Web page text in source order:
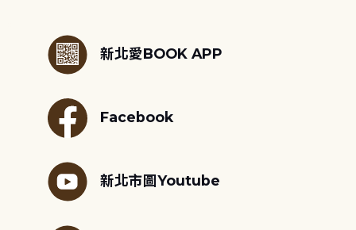
新北愛BOOK APP
Facebook
新北市圖Youtube